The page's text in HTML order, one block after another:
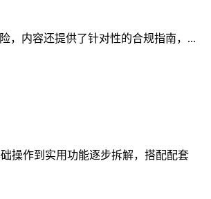
，内容还提供了针对性的合规指南，...
操作到实用功能逐步拆解，搭配配套